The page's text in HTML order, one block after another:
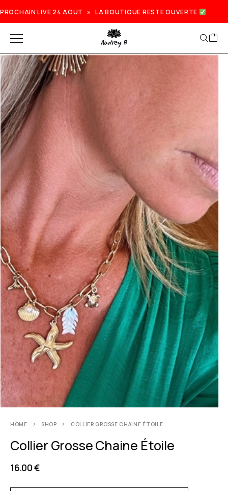
PROCHAIN LIVE 24 AOUT » LA BOUTIQUE RESTE OUVERTE
HOME SHOP COLLIER GROSSE CHAINE ÉTOILE
Collier Grosse Chaine Étoile
16.00€